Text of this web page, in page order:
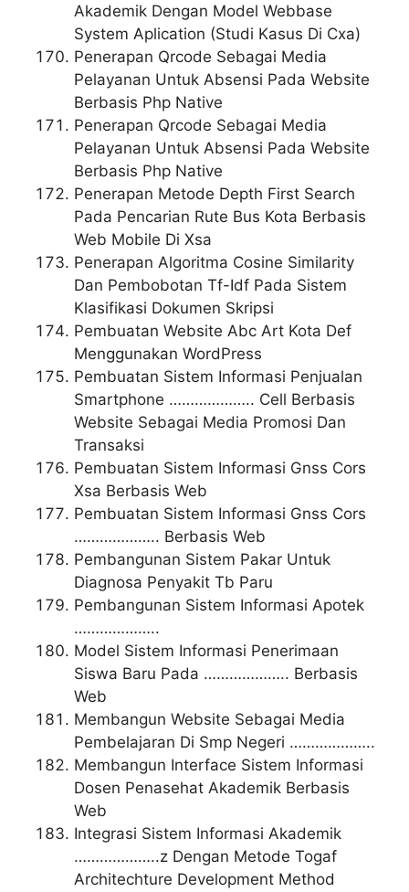
Akademik Dengan Model Webbase
System Aplication (Studi Kasus Di Cxa)
Penerapan Qrcode Sebagai Media
Pelayanan Untuk Absensi Pada Website
Berbasis Php Native
Penerapan Qrcode Sebagai Media
Pelayanan Untuk Absensi Pada Website
Berbasis Php Native
Penerapan Metode Depth First Search
Pada Pencarian Rute Bus Kota Berbasis
Web Mobile Di Xsa
Penerapan Algoritma Cosine Similarity
Dan Pembobotan Tf-Idf Pada Sistem
Klasifikasi Dokumen Skripsi
Pembuatan Website Abc Art Kota Def
Menggunakan WordPress
Pembuatan Sistem Informasi Penjualan
Smartphone ……………….. Cell Berbasis
Website Sebagai Media Promosi Dan
Transaksi
Pembuatan Sistem Informasi Gnss Cors
Xsa Berbasis Web
Pembuatan Sistem Informasi Gnss Cors
……………….. Berbasis Web
Pembangunan Sistem Pakar Untuk
Diagnosa Penyakit Tb Paru
Pembangunan Sistem Informasi Apotek
………………..
Model Sistem Informasi Penerimaan
Siswa Baru Pada ……………….. Berbasis
Web
Membangun Website Sebagai Media
Pembelajaran Di Smp Negeri ………………..
Membangun Interface Sistem Informasi
Dosen Penasehat Akademik Berbasis
Web
Integrasi Sistem Informasi Akademik
………………..z Dengan Metode Togaf
Architechture Development Method